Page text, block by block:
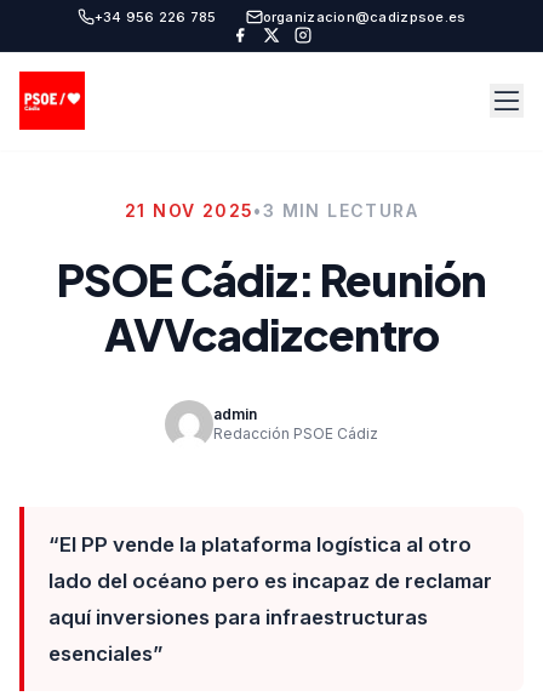
+34 956 226 785 organizacion@cadizpsoe.es
21 NOV 2025•3 MIN LECTURA
PSOE Cádiz: Reunión
AVVcadizcentro
admin
Redacción PSOE Cádiz
“El PP vende la plataforma logística al otro
lado del océano pero es incapaz de reclamar
aquí inversiones para infraestructuras
esenciales”